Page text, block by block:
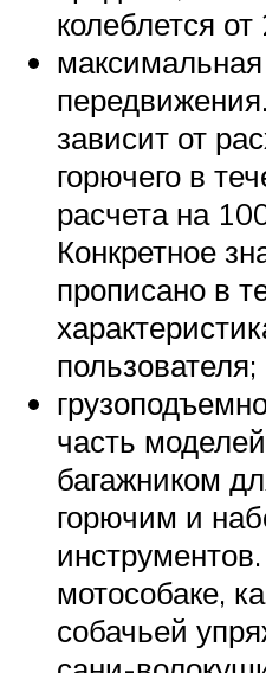
колеблется
зависит от
горючего в
расчета на
Конкретное
прописано в
пользователя;
часть
багажником
горючим и
мотособаке,
собачьей